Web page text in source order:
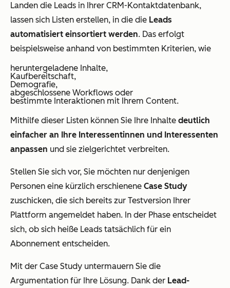
Landen die Leads in Ihrer CRM-Kontaktdatenbank,
lassen sich Listen erstellen, in die die Leads
automatisiert einsortiert werden. Das erfolgt
beispielsweise anhand von bestimmten Kriterien, wie
heruntergeladene Inhalte,
Kaufbereitschaft,
Demografie,
abgeschlossene Workflows oder
bestimmte Interaktionen mit Ihrem Content.
Mithilfe dieser Listen können Sie Ihre Inhalte deutlich
einfacher an Ihre Interessentinnen und Interessenten
anpassen und sie zielgerichtet verbreiten.
Stellen Sie sich vor, Sie möchten nur denjenigen
Personen eine kürzlich erschienene Case Study
zuschicken, die sich bereits zur Testversion Ihrer
Plattform angemeldet haben. In der Phase entscheidet
sich, ob sich heiße Leads tatsächlich für ein
Abonnement entscheiden.
Mit der Case Study untermauern Sie die
Argumentation für Ihre Lösung. Dank der Lead-